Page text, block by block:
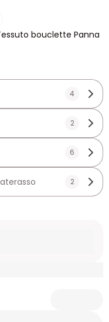
bouclette Panna
4
2
6
2